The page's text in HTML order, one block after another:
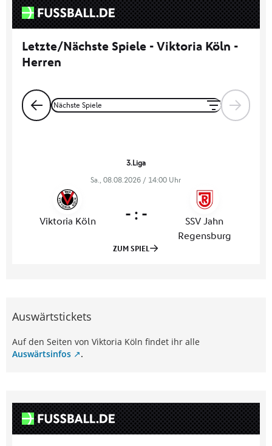
Auswärtstickets
Auf den Seiten von Viktoria Köln findet ihr alle
Auswärtsinfos
.